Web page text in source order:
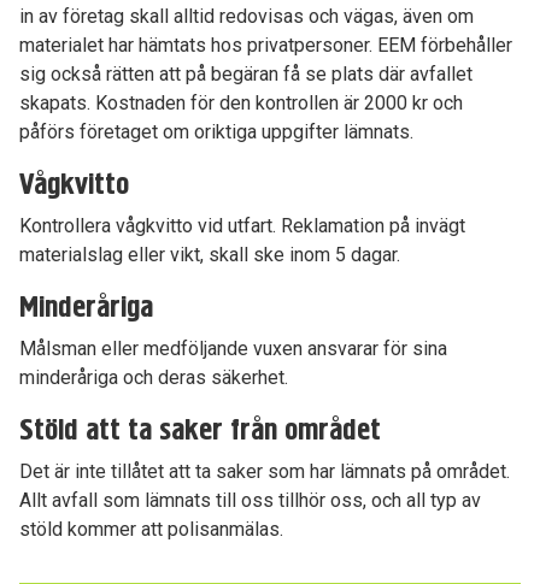
in av företag skall alltid redovisas och vägas, även om
materialet har hämtats hos privatpersoner. EEM förbehåller
sig också rätten att på begäran få se plats där avfallet
skapats. Kostnaden för den kontrollen är 2000 kr och
påförs företaget om oriktiga uppgifter lämnats.
Vågkvitto
Kontrollera vågkvitto vid utfart. Reklamation på invägt
materialslag eller vikt, skall ske inom 5 dagar.
Minderåriga
Målsman eller medföljande vuxen ansvarar för sina
minderåriga och deras säkerhet.
Stöld att ta saker från området
Det är inte tillåtet att ta saker som har lämnats på området.
Allt avfall som lämnats till oss tillhör oss, och all typ av
stöld kommer att polisanmälas.